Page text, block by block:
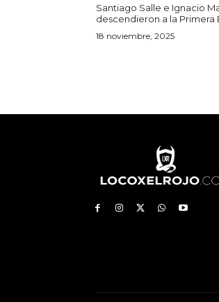
Santiago Salle e Ignacio
descendieron a la Primera
18 noviembre, 2025